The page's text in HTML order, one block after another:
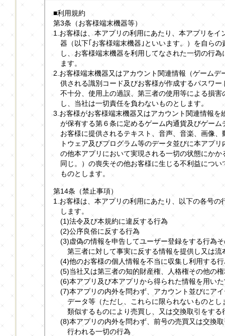
■利用規約
第3条（お客様端末機器等）
1.お客様は、本アプリの利用にあたり、本アプリをイ
器（以下｢お客様端末機器｣といいます。）を自ら
し、お客様端末機器を利用してなされた一切の行
ます。
2.お客様端末機器又はアカウント関連情報（ゲームデ
供される識別コード及びお客様が作成するパスワ
不十分、使用上の過誤、第三者の使用等による損
し、当社は一切責任を負わないものとします。
3.お客様がお客様端末機器又はアカウント関連情報を
が保有する第６条に定めるゲーム内通貨及びゲー
お客様に提供されるテキスト、音声、音楽、画像
トウェア及びプログラム等のデータ並びに本アプ
の他本アプリにおいて実現される一切の状態にか
同じ。）の喪失その他お客様に生じる不利益につ
ものとします。
第14条（禁止事項）
1.お客様は、本アプリの利用にあたり、以下の各号の
します。
(1)法令及び本規約に違反する行為
(2)公序良俗に反する行為
(3)虚偽の情報を申告してユーザー登録をする行為
第三者に対して事実に反する情報を提供し又は流
(4)他のお客様の個人情報を不当に収集し利用する
(5)当社又は第三者の知的財産権、人格権その他の
(6)本アプリ及び本アプリから得られた情報を用い
(7)本アプリの内外を問わず、アカウント並びにア
データ等（ただし、これらに限られないものと
類似するものにより売買し、又は交換取引をする
(8)本アプリの内外を問わず、前号の売買又は交換
行われる一切の行為